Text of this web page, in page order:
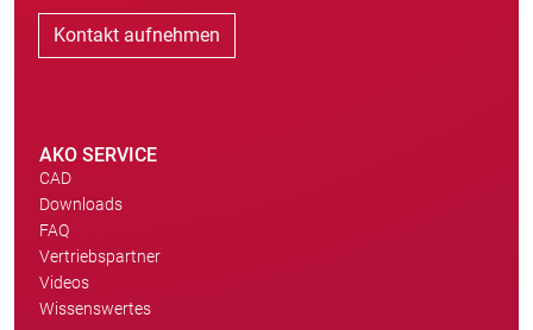
Kontakt aufnehmen
AKO SERVICE
CAD
Downloads
FAQ
Vertriebspartner
Videos
Wissenswertes